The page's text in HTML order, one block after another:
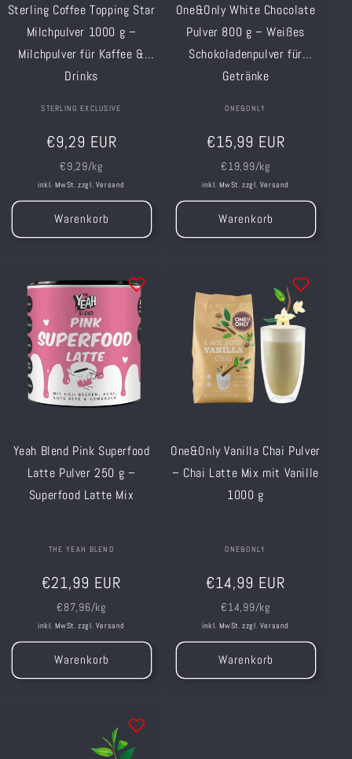
Sterling Coffee Topping Star
Milchpulver 1000 g –
Milchpulver für Kaffee &
Drinks
Anbieter:STERLING EXCLUSIVE
Normaler
Preis
€9,29 EUR
Grundpreis
€9,29/kg
inkl. MwSt. zzgl. Versand
Warenkorb
One&Only White Chocolate
Pulver 800 g – Weißes
Schokoladenpulver für
Getränke
ONE&ONLY
Normaler
Preis
€15,99 EUR
Grundpreis
€19,99/kg
inkl. MwSt. zzgl. Versand
Warenkorb
Yeah Blend Pink Superfood
Latte Pulver 250 g –
Superfood Latte Mix
THE YEAH BLEND
Normaler
Preis
€21,99 EUR
Grundpreis
€87,96/kg
inkl. MwSt. zzgl. Versand
Warenkorb
One&Only Vanilla Chai Pulver
– Chai Latte Mix mit Vanille
1000 g
ONE&ONLY
Normaler
Preis
€14,99 EUR
Grundpreis
€14,99/kg
inkl. MwSt. zzgl. Versand
Warenkorb